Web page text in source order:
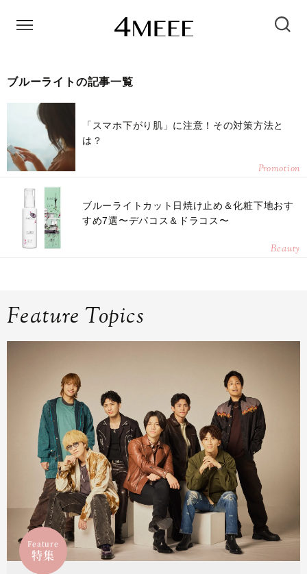
ブルーライトの記事一覧
「スマホ下がり肌」に注意！その対策方法と
は？
Promotion
ブルーライトカット日焼け止め＆化粧下地おす
すめ7選〜デパコス＆ドラコス〜
Beauty
Feature Topics
Feature
特集